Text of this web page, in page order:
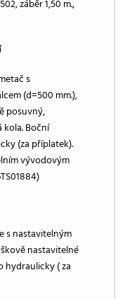
záběr 1,50 m.,
s
(d=500 mm.),
posuvný,
Boční
(za příplatek).
vývodovým
s nastavitelným
nastavitelné
hydraulicky ( za